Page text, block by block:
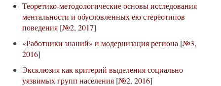
Теоретико-методологические основы исследования
ментальности и обусловленных ею стереотипов
поведения [№2, 2017]
«Работники знаний» и модернизация региона [№3,
2016]
Эксклюзия как критерий выделения социально
уязвимых групп населения [№2, 2016]